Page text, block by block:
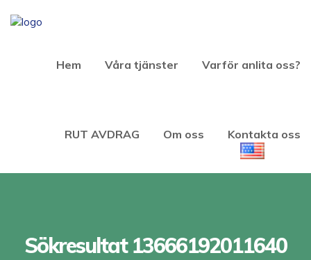
Hem Våra tjänster Varför anlita oss?
RUT AVDRAG Om oss Kontakta oss
Sökresultat 13666192011640